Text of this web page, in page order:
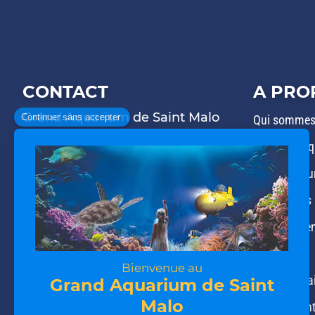
CONTACT
Grand Aquarium de Saint Malo
35400 Saint-Malo
02 99 21 19 00
contact@aquarium-st-malo.com
A
Qui
Notre
Notre
Nos univers
Nos
Nos actus
Nos
Recrutement